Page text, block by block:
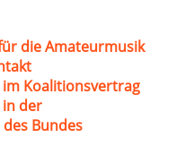
die Amateurmusik
Koalitionsvertrag
der
Bundes